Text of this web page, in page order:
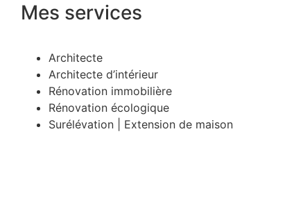
Mes services
Architecte
Architecte d’intérieur
Rénovation immobilière
Rénovation écologique
Surélévation | Extension de maison